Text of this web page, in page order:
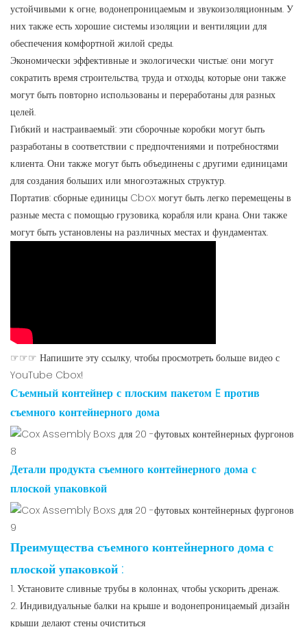
устойчивыми к огне, водонепроницаемым и звукоизоляционным. У
них также есть хорошие системы изоляции и вентиляции для
обеспечения комфортной жилой среды.
Экономически эффективные и экологически чистые: они могут
сократить время строительства, труда и отходы, которые они также
могут быть повторно использованы и переработаны для разных
целей.
Гибкий и настраиваемый: эти сборочные коробки могут быть
разработаны в соответствии с предпочтениями и потребностями
клиента. Они также могут быть объединены с другими единицами
для создания больших или многоэтажных структур.
Портатив: сборные единицы Cbox могут быть легко перемещены в
разные места с помощью грузовика, корабля или крана. Они также
могут быть установлены на различных местах и ​​фундаментах.
☞☞☞ Напишите эту ссылку, чтобы просмотреть больше видео с
YouTube Cbox!
Съемный контейнер с плоским пакетом E против
съемного контейнерного дома
Детали продукта съемного контейнерного дома с
плоской упаковкой
Преимущества съемного контейнерного дома с
плоской упаковкой :
1. Установите сливные трубы в колоннах, чтобы ускорить дренаж.
2. Индивидуальные балки на крыше и водонепроницаемый дизайн
крыши делают стены очиститься